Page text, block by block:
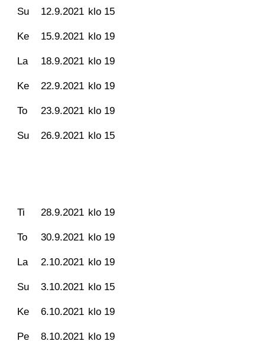
Su 12.9.2021 klo 15
Ke 15.9.2021 klo 19
La 18.9.2021 klo 19
Ke 22.9.2021 klo 19
To 23.9.2021 klo 19
Su 26.9.2021 klo 15
Ti 28.9.2021 klo 19
To 30.9.2021 klo 19
La 2.10.2021 klo 19
Su 3.10.2021 klo 15
Ke 6.10.2021 klo 19
Pe 8.10.2021 klo 19